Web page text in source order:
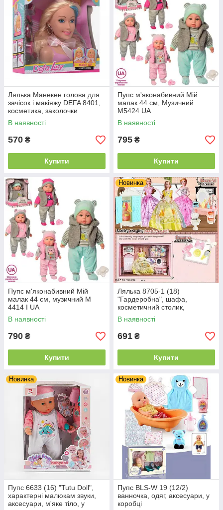
Лялька Манекен голова для
зачісок і макіяжу DEFA 8401,
косметика, заколочки
В наявності
570 ₴
Купити
Пупс м'яконабивний Мій
малак 44 см, Музичний
M5424 UA
В наявності
795 ₴
Купити
Пупс м'яконабивний Мій
малак 44 см, музичний M
4414 I UA
В наявності
790 ₴
Купити
Новинка
Лялька 8705-1 (18)
"Гардеробна", шафа,
косметичний столик,
аксесуари, у коробці
В наявності
691 ₴
Купити
Новинка
Пупс 6633 (16) "Tutu Doll",
характерні малюкам звуки,
аксесуари, м'яке тіло, у
Новинка
Пупс BLS-W 19 (12/2)
ванночка, одяг, аксесуари, у
коробці